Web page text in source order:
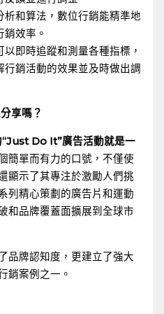
析和算法，數位行銷能精準地
效率。
以即時追蹤和測量各種指標，
行銷活動的效果並及時做出調
享嗎？
Do It”廣告活動就是一
簡單而有力的口號，不僅使
顯示了其專注於激勵人們挑
列精心策劃的廣告片和運動
和品牌覆蓋面擴展到全球市
品牌認知度，更建立了強大
銷案例之一。